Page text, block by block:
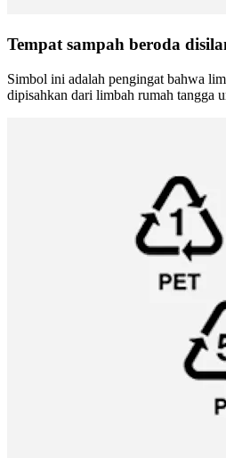
Tempat sampah beroda
Simbol ini adalah pengingat bahwa
dipisahkan dari limbah rumah tangga